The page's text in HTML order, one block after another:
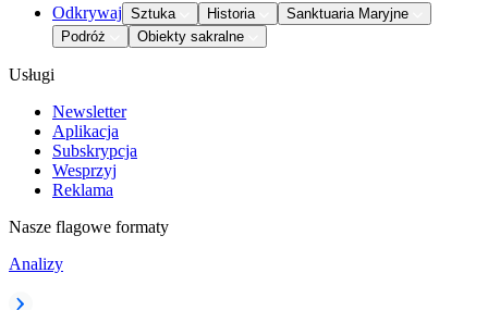
Odkrywaj Sztuka Historia
Sanktuaria Maryjne
Podróż
Obiekty sakralne
Usługi
Newsletter
Aplikacja
Subskrypcja
Wesprzyj
Reklama
Nasze flagowe formaty
Analizy